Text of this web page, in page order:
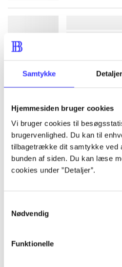
Samtykke Detaljer
Hjemmesiden bruger cookies
Vi bruger cookies til
brugervenlighed. Du kan til
tilbagetrække dit samtykke ved
bunden af siden. Du kan læse
cookies under ”Detaljer”.
Nødvendig
Funktionelle
lorem
lorem
lorem
lorem
lorem
lorem
lorem
lorem
lorem
lorem
lorem